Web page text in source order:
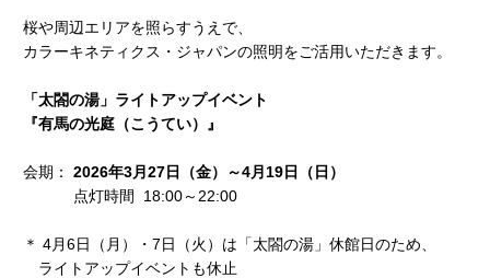
桜や周辺エリアを照らすうえで、
カラーキネティクス・ジャパンの照明をご活用いただきます。
「太閤の湯」ライトアップイベント
『有馬の光庭（こうてい）』
会期： 2026年3月27日（金）～4月19日（日）
点灯時間 18:00～22:00
＊ 4月6日（月）・7日（火）は「太閤の湯」休館日のため、
ライトアップイベントも休止